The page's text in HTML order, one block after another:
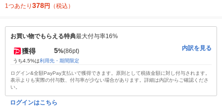
1つあたり 378円 （税込）
お買い物でもらえる特典最大付与率16%
獲得 5%(86pt)
うち4.5%は利用先・期間限定
内訳を見る
ログイン&全額PayPay支払いで獲得できます。原則として税抜金額に対し付与されます。
表示よりも実際の付与数、付与率が少ない場合があります。詳細は内訳からご確認くださ
い。
ログインはこちら